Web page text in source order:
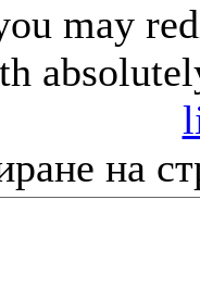
may
на